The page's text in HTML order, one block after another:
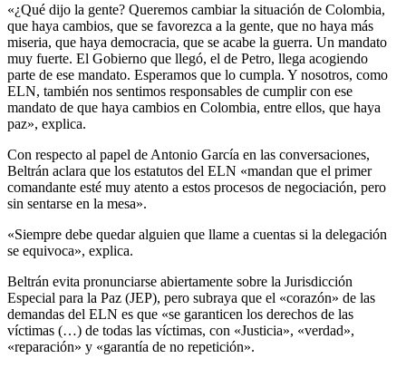
«¿Qué dijo la gente? Queremos cambiar la situación de Colombia,
que haya cambios, que se favorezca a la gente, que no haya más
miseria, que haya democracia, que se acabe la guerra. Un mandato
muy fuerte. El Gobierno que llegó, el de Petro, llega acogiendo
parte de ese mandato. Esperamos que lo cumpla. Y nosotros, como
ELN, también nos sentimos responsables de cumplir con ese
mandato de que haya cambios en Colombia, entre ellos, que haya
paz», explica.
Con respecto al papel de Antonio García en las conversaciones,
Beltrán aclara que los estatutos del ELN «mandan que el primer
comandante esté muy atento a estos procesos de negociación, pero
sin sentarse en la mesa».
«Siempre debe quedar alguien que llame a cuentas si la delegación
se equivoca», explica.
Beltrán evita pronunciarse abiertamente sobre la Jurisdicción
Especial para la Paz (JEP), pero subraya que el «corazón» de las
demandas del ELN es que «se garanticen los derechos de las
víctimas (…) de todas las víctimas, con «Justicia», «verdad»,
«reparación» y «garantía de no repetición».